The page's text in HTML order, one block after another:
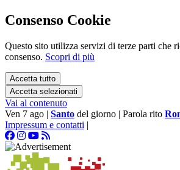
Consenso Cookie
Questo sito utilizza servizi di terze parti che
consenso. Scopri di più
Accetta tutto
Accetta selezionati
Vai al contenuto
Ven 7 ago | Santo del giorno | Parola rito
Impressum e contatti |